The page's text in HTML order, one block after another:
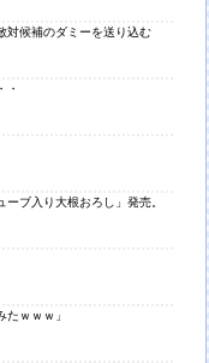
対候補のダミーを送り込む
・
ーブ入り大根おろし」発売。
たｗｗｗ」